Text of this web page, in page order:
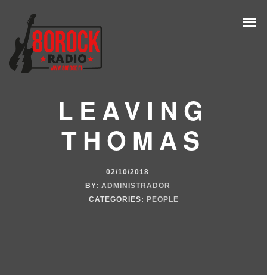
LEAVING
THOMAS
02/10/2018
BY: ADMINISTRADOR
CATEGORIES: PEOPLE